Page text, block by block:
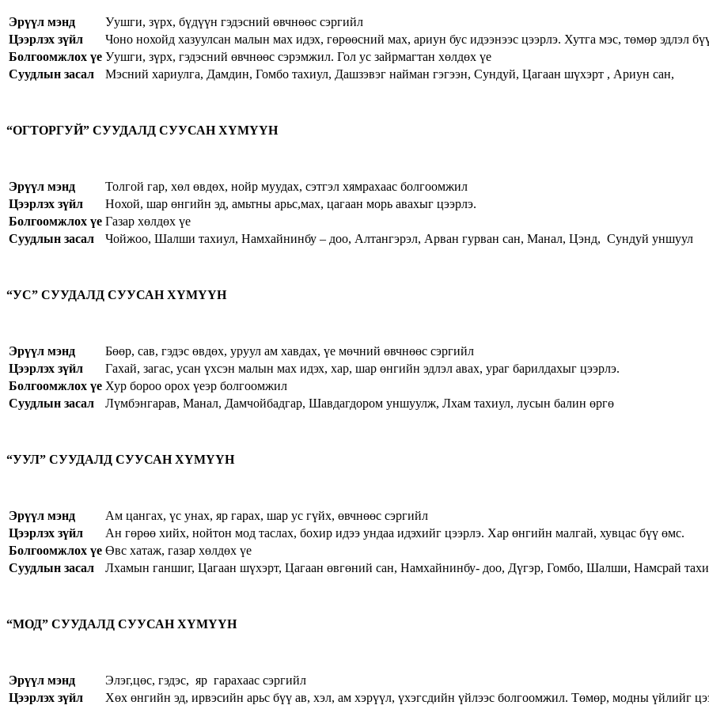
Эрүүл мэнд
Уушги, зүрх, бүдүүн гэдэсний өвчнөөс сэргийл
Цээрлэх зүйл
Чоно нохойд хазуулсан малын мах идэх, гөрөөсний мах, ариун бус идээнээс цээрлэ. Хутга мэс, төмөр эдлэл
Болгоомжлох үе Уушги, зүрх, гэдэсний өвчнөөс сэрэмжил. Гол ус зайрмагтан хөлдөх үе
Суудлын засал
Мэсний хариулга, Дамдин, Гомбо тахиул, Дашзэвэг найман гэгээн, Сундуй, Цагаан шүхэрт , Ариун сан,
“ОГТОРГУЙ” СУУДАЛД СУУСАН ХҮМҮҮН
Эрүүл мэнд
Толгой гар, хөл өвдөх, нойр муудах, сэтгэл хямрахаас болгоомжил
Цээрлэх зүйл
Нохой, шар өнгийн эд, амьтны арьс,мах, цагаан морь авахыг цээрлэ.
Болгоомжлох үе Газар хөлдөх үе
Суудлын засал
Чойжоо, Шалши тахиул, Намхайнинбу – доо, Алтангэрэл, Арван гурван сан, Манал, Цэнд, Сундуй уншуул
“УС” СУУДАЛД СУУСАН ХҮМҮҮН
Эрүүл мэнд
Бөөр, сав, гэдэс өвдөх, уруул ам хавдах, үе мөчний өвчнөөс сэргийл
Цээрлэх зүйл
Гахай, загас, усан үхсэн малын мах идэх, хар, шар өнгийн эдлэл авах, ураг барилдахыг цээрлэ.
Болгоомжлох үе Хур бороо орох үеэр болгоомжил
Суудлын засал
Лүмбэнгарав, Манал, Дамчойбадгар, Шавдагдором уншуулж, Лхам тахиул, лусын балин өргө
“УУЛ” СУУДАЛД СУУСАН ХҮМҮҮН
Эрүүл мэнд
Ам цангах, үс унах, яр гарах, шар ус гүйх, өвчнөөс сэргийл
Цээрлэх зүйл
Ан гөрөө хийх, нойтон мод таслах, бохир идээ ундаа идэхийг цээрлэ. Хар өнгийн малгай, хувцас бүү өмс.
Болгоомжлох үе Өвс хатаж, газар хөлдөх үе
Суудлын засал
Лхамын ганшиг, Цагаан шүхэрт, Цагаан өвгөний сан, Намхайнинбу- доо, Дүгэр, Гомбо, Шалши, Намсрай
“МОД” СУУДАЛД СУУСАН ХҮМҮҮН
Эрүүл мэнд
Элэг,цөс, гэдэс, яр гарахаас сэргийл
Цээрлэх зүйл
Хөх өнгийн эд, ирвэсийн арьс бүү ав, хэл, ам хэрүүл, үхэгсдийн үйлээс болгоомжил. Төмөр, модны үйлийг